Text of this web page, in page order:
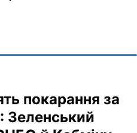
покарання за